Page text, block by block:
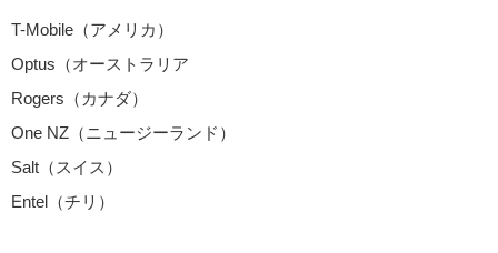
T-Mobile（アメリカ）
Optus（オーストラリア
Rogers（カナダ）
One NZ（ニュージーランド）
Salt（スイス）
Entel（チリ）